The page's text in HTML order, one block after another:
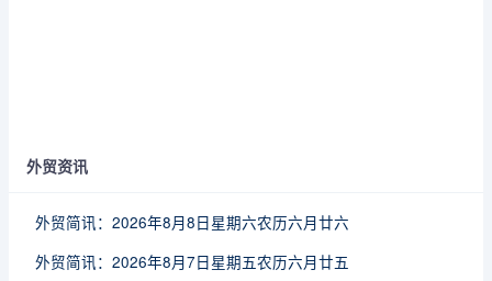
外贸资讯
外贸简讯：2026年8月8日星期六农历六月廿六
外贸简讯：2026年8月7日星期五农历六月廿五